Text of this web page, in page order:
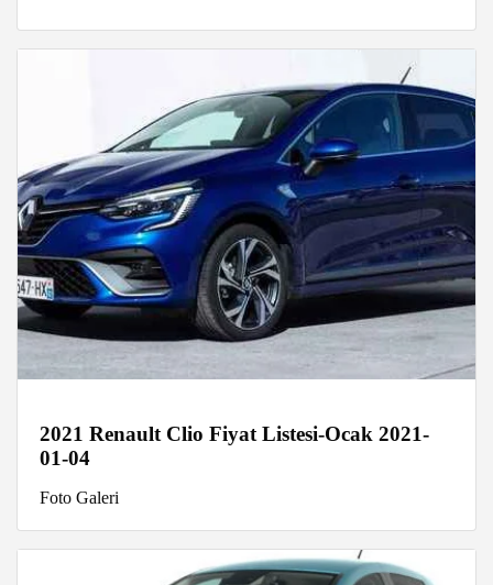
2021 Renault Clio Fiyat Listesi-Ocak 2021-
01-04
Foto Galeri